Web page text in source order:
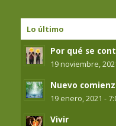
Lo último
Por qué se
19 noviembre,
Nuevo
19 enero, 2021 -
Vivir